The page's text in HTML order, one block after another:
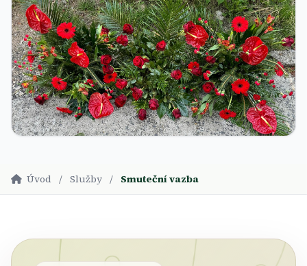
Úvod / Služby / Smuteční vazba